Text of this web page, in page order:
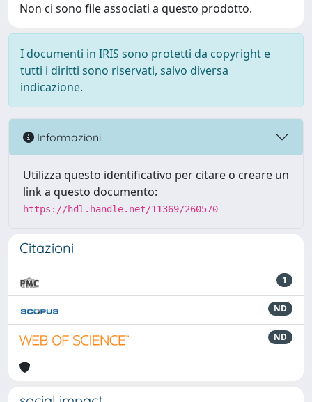
Non ci sono file associati a questo prodotto.
I documenti in IRIS sono protetti da copyright e
tutti i diritti sono riservati, salvo diversa
indicazione.
Informazioni
Utilizza questo identificativo per citare o creare un
link a questo documento:
https://hdl.handle.net/11369/260570
Citazioni
1
ND
ND